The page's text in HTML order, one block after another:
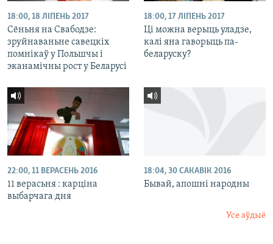
18:00, 18 ЛІПЕНЬ 2017
Сёньня на Свабодзе:
зруйнаваньне савецкіх
помнікаў у Польшчы і
эканамічны рост у Беларусі
18:00, 17 ЛІПЕНЬ 2017
Ці можна верыць уладзе,
калі яна гаворыць па-
беларуску?
22:00, 11 ВЕРАСЕНЬ 2016
11 верасьня : карціна
выбарчага дня
18:04, 30 САКАВІК 2016
Бывай, апошні народны
Усе аўдыё